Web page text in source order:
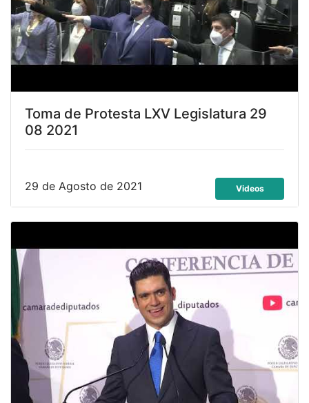
Toma de Protesta LXV Legislatura 29
08 2021
29 de Agosto de 2021 Videos